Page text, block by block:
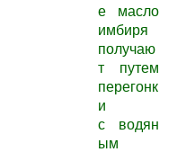
е масло
имбиря
получаю
т путем
перегонк
и
с водян
ым